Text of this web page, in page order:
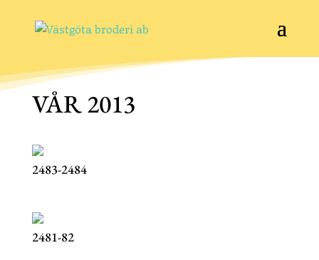
VÅR 2013
2483-2484
2481-82